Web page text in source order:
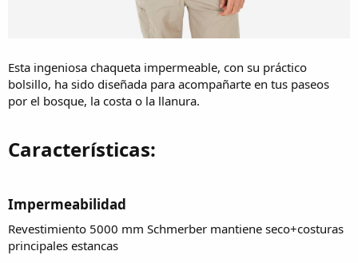
Esta ingeniosa chaqueta impermeable, con su práctico
bolsillo, ha sido diseñada para acompañarte en tus paseos
por el bosque, la costa o la llanura.
Características:​
Impermeabilidad​
Revestimiento 5000 mm Schmerber mantiene seco+costuras
principales estancas